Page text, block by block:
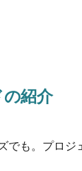
紹介
でも。プロ